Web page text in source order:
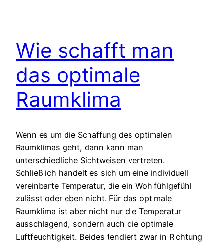
Wie schafft man
das optimale
Raumklima
Wenn es um die Schaffung des optimalen
Raumklimas geht, dann kann man
unterschiedliche Sichtweisen vertreten.
Schließlich handelt es sich um eine individuell
vereinbarte Temperatur, die ein Wohlfühlgefühl
zulässt oder eben nicht. Für das optimale
Raumklima ist aber nicht nur die Temperatur
ausschlagend, sondern auch die optimale
Luftfeuchtigkeit. Beides tendiert zwar in Richtung